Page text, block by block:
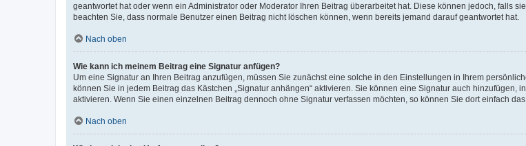
geantwortet hat oder wenn ein Administrator oder Moderator Ihren Beitrag überarbeitet hat. Diese können jedoch, falls
beachten Sie, dass normale Benutzer einen Beitrag nicht löschen können, wenn bereits jemand darauf geantwortet hat.
Nach oben
Wie kann ich meinem Beitrag eine Signatur anfügen?
Um eine Signatur an Ihren Beitrag anzufügen, müssen Sie zunächst eine solche in den Einstellungen in Ihrem
können Sie in jedem Beitrag das Kästchen „Signatur anhängen“ aktivieren. Sie können eine Signatur auch
aktivieren. Wenn Sie einen einzelnen Beitrag dennoch ohne Signatur verfassen möchten, so können Sie dort einfach
Nach oben